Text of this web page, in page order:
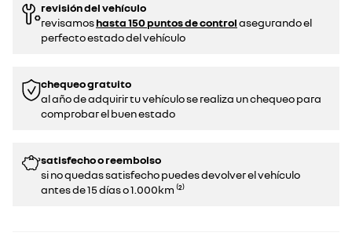
revisión del vehículo
revisamoshasta 150 puntos de controlasegurando el
perfecto estado del vehículo
chequeo gratuito
al año de adquirir tu vehículo se realiza un chequeo para
comprobar el buen estado​​
satisfecho o reembolso
si no quedas satisfecho puedes devolver el vehículo
antes de 15 días o 1.000km ⁽²⁾